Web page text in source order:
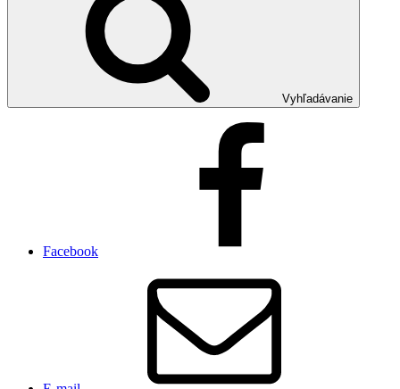
Vyhľadávanie
Facebook